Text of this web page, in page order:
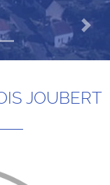
Next
JOUBERT